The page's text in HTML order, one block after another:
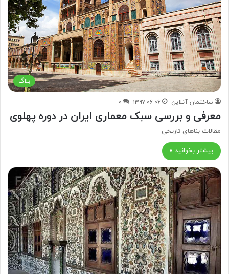
بلاگ
ساختمان آنلاین ۱۳۹۷-۰۶-۰۶ ۰
معرفی و بررسی سبک معماری ایران در دوره پهلوی
مقالات بناهای تاریخی
بیشتر بخوانید »